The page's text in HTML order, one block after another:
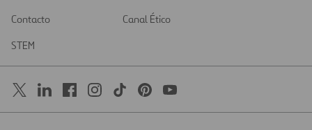
Contacto
Canal Ético
STEM